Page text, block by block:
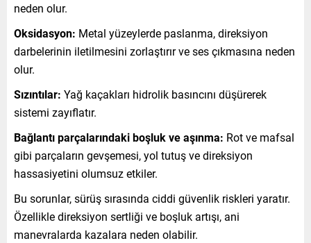
neden olur.
Oksidasyon: Metal yüzeylerde paslanma, direksiyon
darbelerinin iletilmesini zorlaştırır ve ses çıkmasına neden
olur.
Sızıntılar: Yağ kaçakları hidrolik basıncını düşürerek
sistemi zayıflatır.
Bağlantı parçalarındaki boşluk ve aşınma: Rot ve mafsal
gibi parçaların gevşemesi, yol tutuş ve direksiyon
hassasiyetini olumsuz etkiler.
Bu sorunlar, sürüş sırasında ciddi güvenlik riskleri yaratır.
Özellikle direksiyon sertliği ve boşluk artışı, ani
manevralarda kazalara neden olabilir.